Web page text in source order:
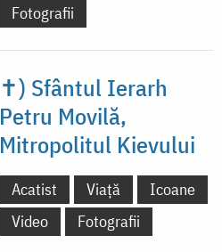
Fotografii
✝) Sfântul Ierarh
Petru Movilă,
Mitropolitul Kievului
Acatist Viață
Icoane
Video
Fotografii